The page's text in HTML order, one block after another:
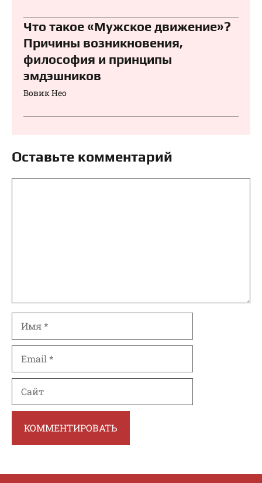
Что такое «Мужское движение»?
Причины возникновения,
философия и принципы
эмдэшников
Вовик Нео
Оставьте комментарий